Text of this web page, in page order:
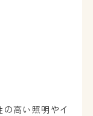
高い照明やイ